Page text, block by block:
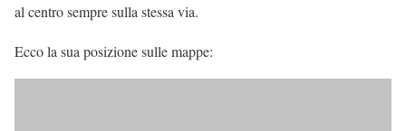
al centro sempre sulla stessa via.
Ecco la sua posizione sulle mappe: